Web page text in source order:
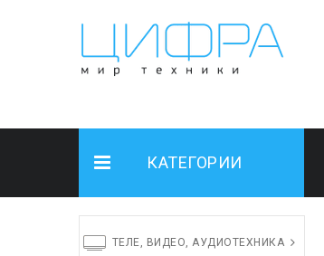
КАТЕГОРИИ
ТЕЛЕ, ВИДЕО, АУДИОТЕХНИКА